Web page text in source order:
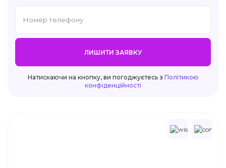
ЛИШИТИ ЗАЯВКУ
Натискаючи на кнопку, ви погоджуєтесь з Політикою
конфіденційності